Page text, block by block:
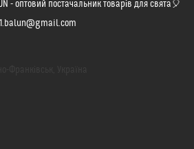
- оптовий постачальник товарів для свята🎈